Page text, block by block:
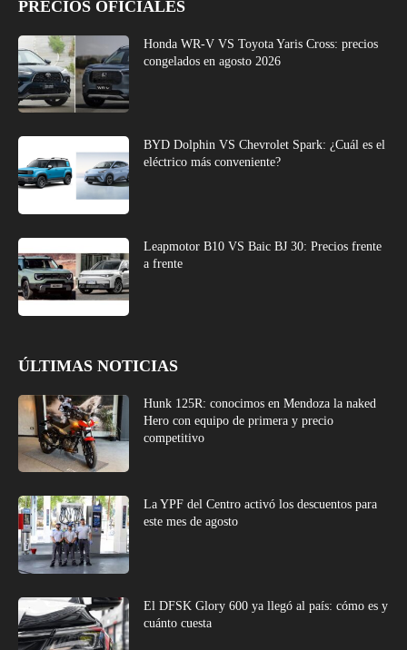
PRECIOS OFICIALES
Honda WR-V VS Toyota Yaris Cross: precios
congelados en agosto 2026
BYD Dolphin VS Chevrolet Spark: ¿Cuál es el
eléctrico más conveniente?
Leapmotor B10 VS Baic BJ 30: Precios frente
a frente
ÚLTIMAS NOTICIAS
Hunk 125R: conocimos en Mendoza la naked
Hero con equipo de primera y precio
competitivo
La YPF del Centro activó los descuentos para
este mes de agosto
El DFSK Glory 600 ya llegó al país: cómo es y
cuánto cuesta